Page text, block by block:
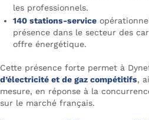
les professionnels.
140 stations-service
présence dans le secteur des
offre énergétique.
Cette présence forte permet à
d’électricité et de gaz compétitifs,
mesure, en réponse à la
sur le marché français.